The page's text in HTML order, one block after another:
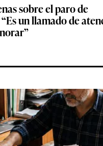
sobre el paro de
un llamado de